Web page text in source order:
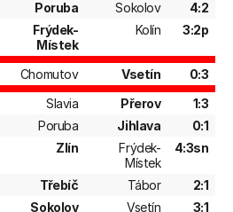
Poruba Sokolov
4:2
Frýdek-
Místek
Kolín 3:2p
Chomutov Vsetín
0:3
Slavia Přerov
1:3
Poruba Jihlava
0:1
Zlín
Frýdek-
Místek
4:3sn
Třebíč Tábor
2:1
Sokolov Vsetín
3:1